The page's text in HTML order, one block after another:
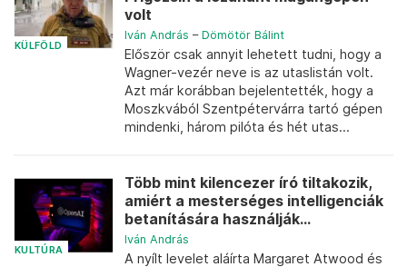
KÜLFÖLD
volt
Iván András – Dömötör Bálint
Először csak annyit lehetett tudni, hogy a
Wagner-vezér neve is az utaslistán volt.
Azt már korábban bejelentették, hogy a
Moszkvából Szentpétervárra tartó gépen
mindenki, három pilóta és hét utas...
KULTÚRA
Több mint kilencezer író tiltakozik,
amiért a mesterséges intelligenciák
betanítására használják...
Iván András
A nyílt levelet aláírta Margaret Atwood és